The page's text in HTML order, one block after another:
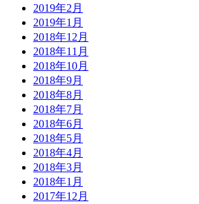
2019年2月
2019年1月
2018年12月
2018年11月
2018年10月
2018年9月
2018年8月
2018年7月
2018年6月
2018年5月
2018年4月
2018年3月
2018年1月
2017年12月